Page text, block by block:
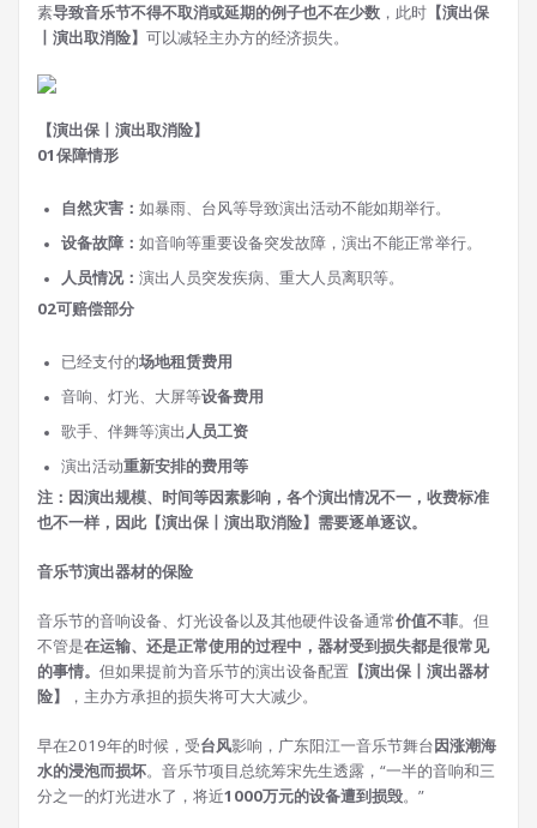
素导致音乐节不得不取消或延期的例子也不在少数 ，此时 【演出保
丨演出取消险】 可以减轻主办方的经济损失。
【演出保丨演出取消险】
01保障情形
自然灾害： 如暴雨、台风等导致演出活动不能如期举行。
设备故障： 如音响等重要设备突发故障，演出不能正常举行。
人员情况： 演出人员突发疾病、重大人员离职等。
02可赔偿部分
已经支付的场地租赁费用
音响、灯光、大屏等设备费用
歌手、伴舞等演出 人员工资
演出活动重新安排的费用等
注：因演出规模、时间等因素影响，各个演出情况不一，收费标准
也不一样，因此【演出保丨演出取消险】需要逐单逐议。
音乐节演出器材的保险
音乐节的音响设备、灯光设备以及其他硬件设备通常价值不菲。但
不管是在运输、还是正常使用的过程中，器材受到损失都是很常见
的事情。 但如果提前为音乐节的演出设备配置 【演出保丨演出器材
险】
，主办方承担的损失将可大大减少。
早在2019年的时候，受台风影响，广东阳江一音乐节舞台因涨潮海
水的浸泡而损坏。音乐节项目总统筹宋先生透露，“一半的音响和三
分之一的灯光进水了，将近1000万元的设备遭到损毁。”